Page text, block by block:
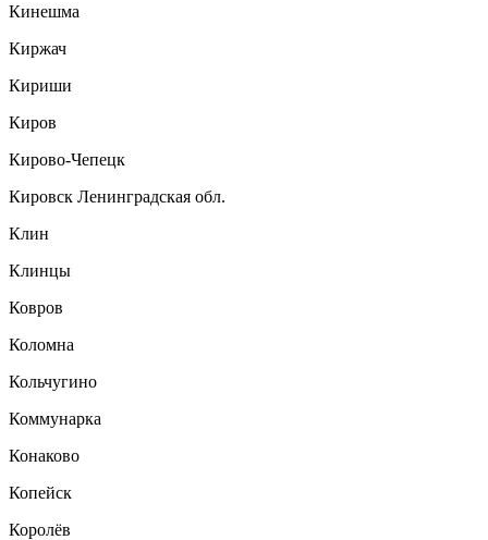
Кинешма
Киржач
Кириши
Киров
Кирово-Чепецк
Кировск Ленинградская обл.
Клин
Клинцы
Ковров
Коломна
Кольчугино
Коммунарка
Конаково
Копейск
Королёв